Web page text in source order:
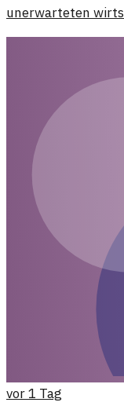
unerwarteten
konfrontiert, die
vor 1 Tag